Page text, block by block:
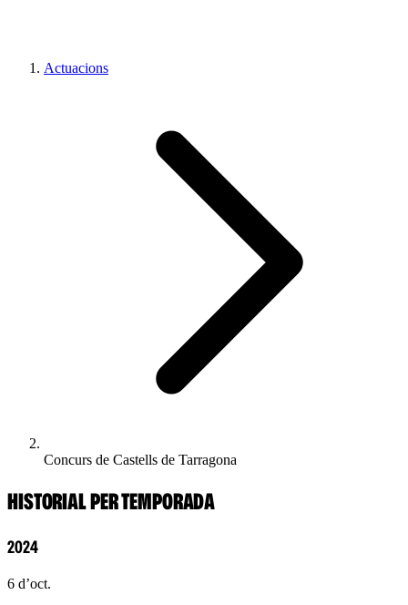
Actuacions
Concurs de Castells de Tarragona
HISTORIAL PER TEMPORADA
2024
6 d’oct.